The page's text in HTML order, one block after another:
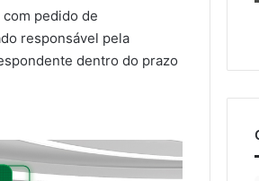
pedido de
responsável pela
dentro do prazo